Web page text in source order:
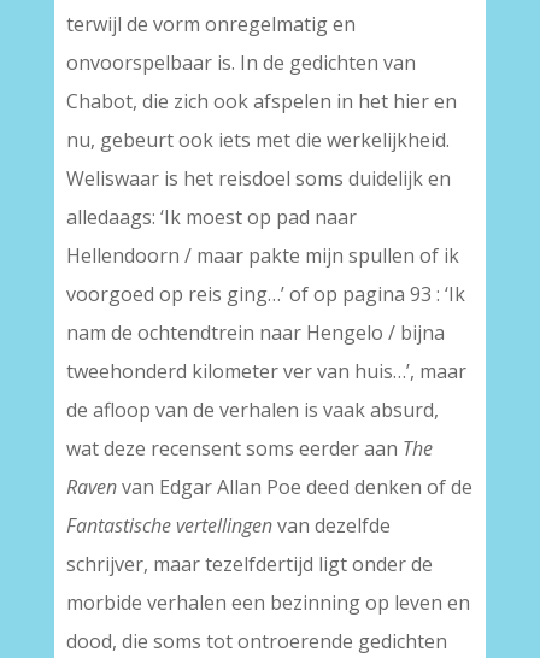
terwijl de vorm onregelmatig en
onvoorspelbaar is. In de gedichten van
Chabot, die zich ook afspelen in het hier en
nu, gebeurt ook iets met die werkelijkheid.
Weliswaar is het reisdoel soms duidelijk en
alledaags: ‘Ik moest op pad naar
Hellendoorn / maar pakte mijn spullen of ik
voorgoed op reis ging…’ of op pagina 93 : ‘Ik
nam de ochtendtrein naar Hengelo / bijna
tweehonderd kilometer ver van huis…’, maar
de afloop van de verhalen is vaak absurd,
wat deze recensent soms eerder aan The
Ravenvan Edgar Allan Poe deed denken of de
Fantastische vertellingenvan dezelfde
schrijver, maar tezelfdertijd ligt onder de
morbide verhalen een bezinning op leven en
dood, die soms tot ontroerende gedichten